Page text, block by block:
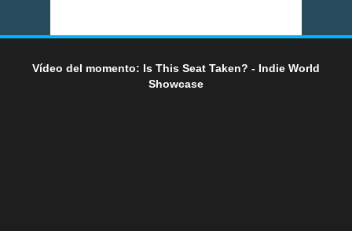
Vídeo del momento: Is This Seat Taken? - Indie World
Showcase